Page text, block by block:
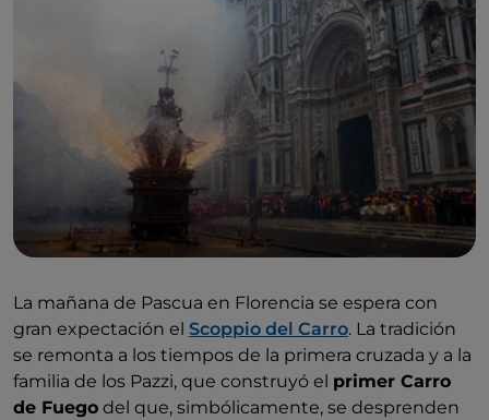
La mañana de Pascua en Florencia se espera con
gran expectación el Scoppio del Carro. La tradición
se remonta a los tiempos de la primera cruzada y a la
familia de los Pazzi, que construyó el primer Carro
de Fuego del que, simbólicamente, se desprenden